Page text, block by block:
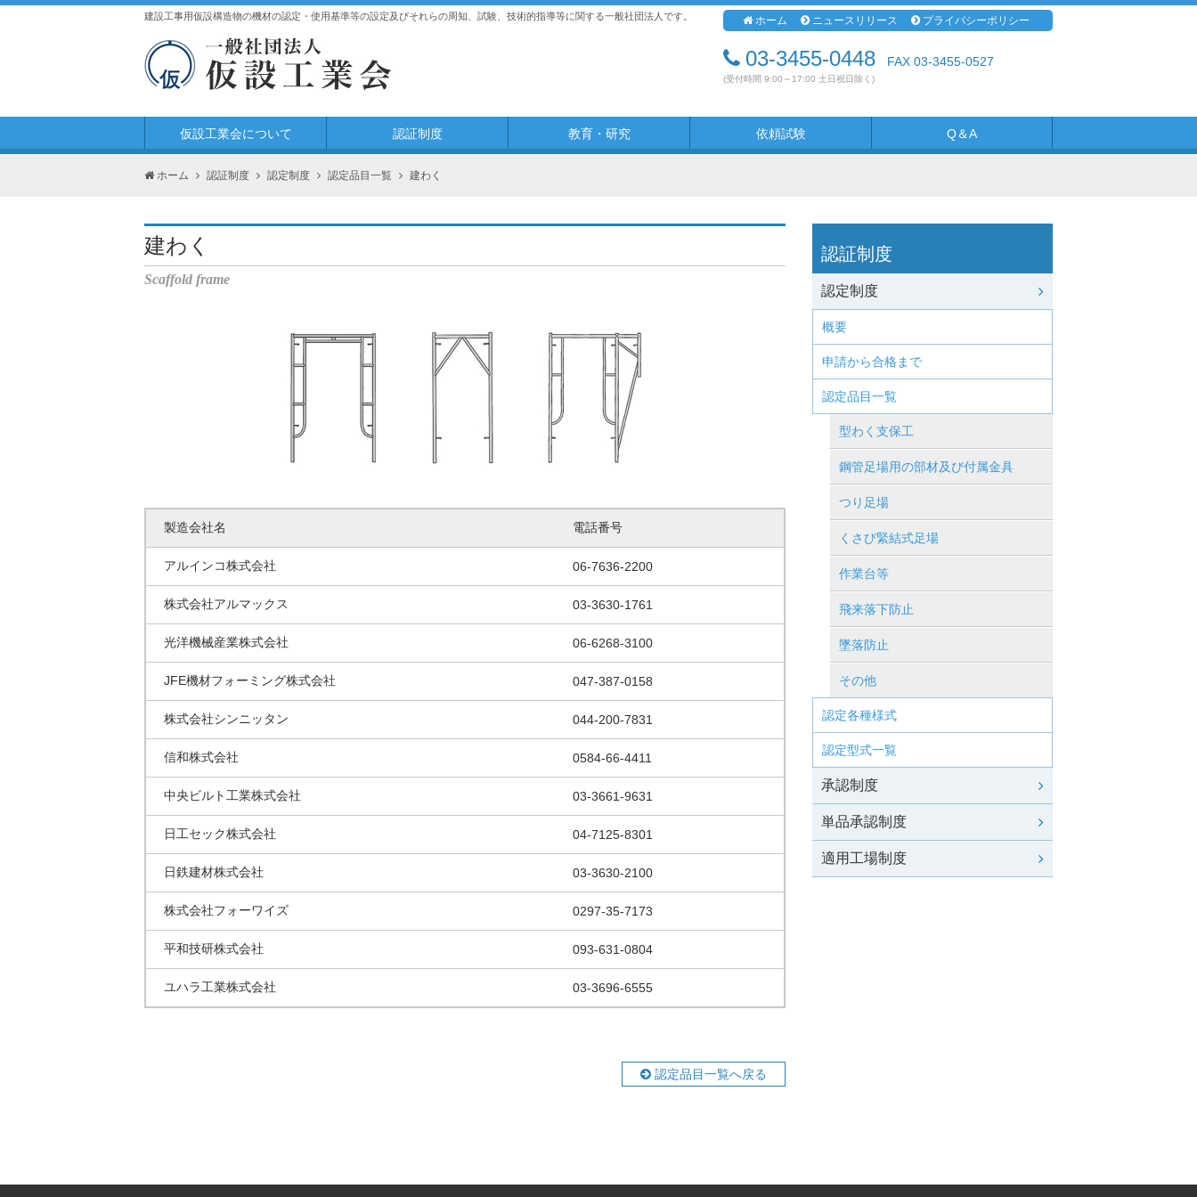
建設工事用仮設構造物の機材の認定・使用基準等の設定及びそれらの周知、試験、技術的指導等に関する一般社団法人です。 ホーム ニュースリリース プライバシーポリシー
03-3455-0448 FAX 03-3455-0527
(受付時間 9:00～17:00 土日祝日除く)
仮設工業会について 認証制度 教育・研究 依頼試験 Q＆A
ホーム 認証制度 認定制度 認定品目一覧 建わく
建わく
Scaffold frame
製造会社名 電話番号
アルインコ株式会社 06-7636-2200
株式会社アルマックス 03-3630-1761
光洋機械産業株式会社 06-6268-3100
JFE機材フォーミング株式会社 047-387-0158
株式会社シンニッタン 044-200-7831
信和株式会社 0584-66-4411
中央ビルト工業株式会社 03-3661-9631
日工セック株式会社 04-7125-8301
日鉄建材株式会社 03-3630-2100
株式会社フォーワイズ 0297-35-7173
平和技研株式会社 093-631-0804
ユハラ工業株式会社 03-3696-6555
認定品目一覧へ戻る
認証制度
認定制度
概要
申請から合格まで
認定品目一覧
型わく支保工
鋼管足場用の部材及び付属金具
つり足場
くさび緊結式足場
作業台等
飛来落下防止
墜落防止
その他
認定各種様式
認定型式一覧
承認制度
単品承認制度
適用工場制度